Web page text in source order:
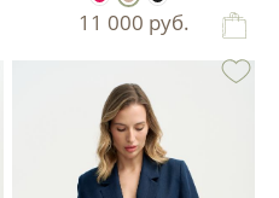
11 000 руб.